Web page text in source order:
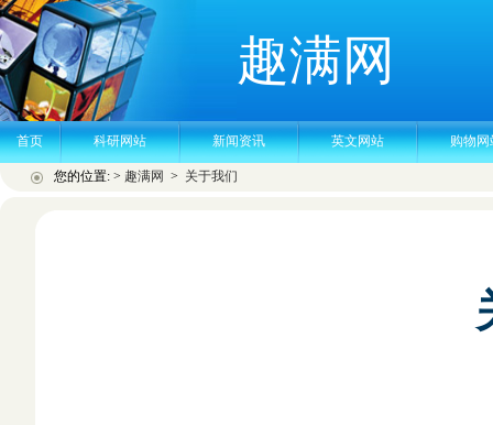
趣满网
首页 科研网站 新闻资讯 英文网站 购物网
您的位置: > 趣满网 > 关于我们